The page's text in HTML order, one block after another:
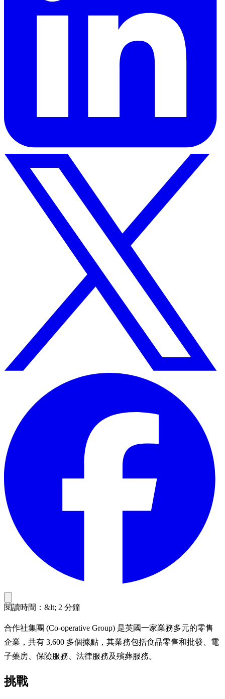
閱讀時間：&lt; 2 分鐘
合作社集團 (Co-operative Group) 是英國一家業務多元的零售
企業，共有 3,600 多個據點，其業務包括食品零售和批發、電
子藥房、保險服務、法律服務及殯葬服務。
挑戰